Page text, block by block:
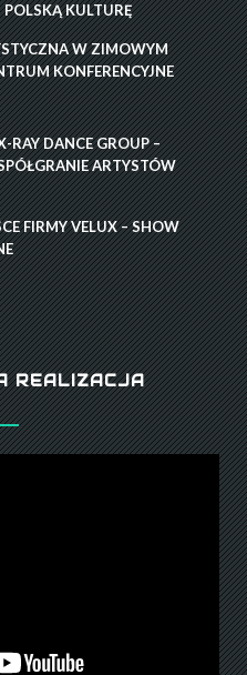
POLSKĄ KULTURĘ
W ZIMOWYM
KONFERENCYJNE
RAY DANCE GROUP –
ARTYSTÓW
FIRMY VELUX – SHOW
REALIZACJA